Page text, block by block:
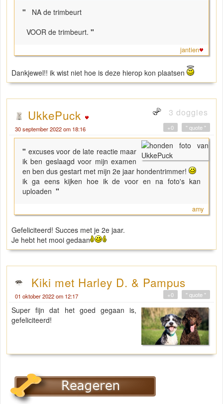
"
NA de trimbeurt
VOOR de trimbeurt. "
jantien
Dankjewel!! ik wist niet hoe is deze hierop kon plaatsen
UkkePuck 3 doggies
30 september 2022 om 18:16 " quote "
+0
" excuses voor de late reactie maar
ik ben geslaagd voor mijn examen
en ben dus gestart met mijn 2e jaar hondentrimmer!
ik ga eens kijken hoe ik de voor en na foto's kan
uploaden "
amy
Gefeliciteerd! Succes met je 2e jaar.
Je hebt het mooi gedaan
Kiki met Harley D. & Pampus
01 oktober 2022 om 12:17 " quote "
+0
Super fijn dat het goed gegaan is,
gefeliciteerd!